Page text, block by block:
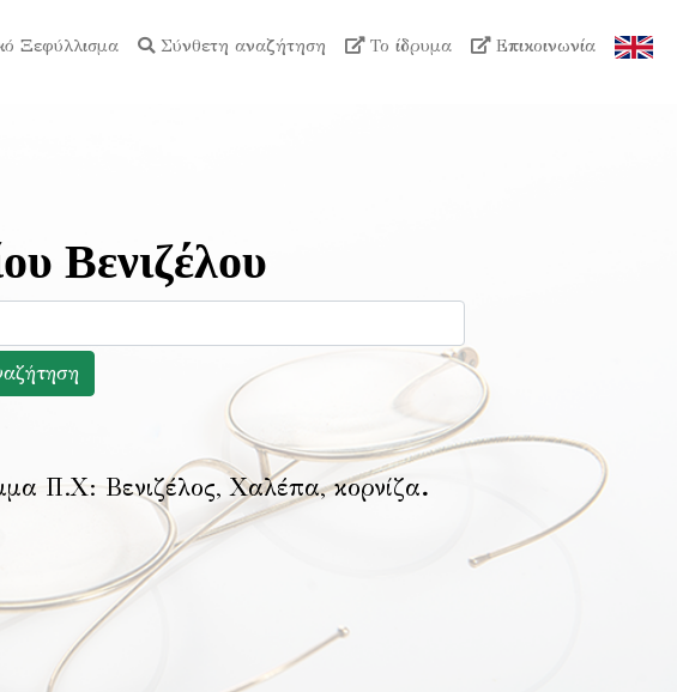
Ξεφύλλισμα Σύνθετη αναζήτηση Το ίδρυμα Επικοινωνία
Βενιζέλου
Π.Χ: Βενιζέλος, Χαλέπα, κορνίζα.